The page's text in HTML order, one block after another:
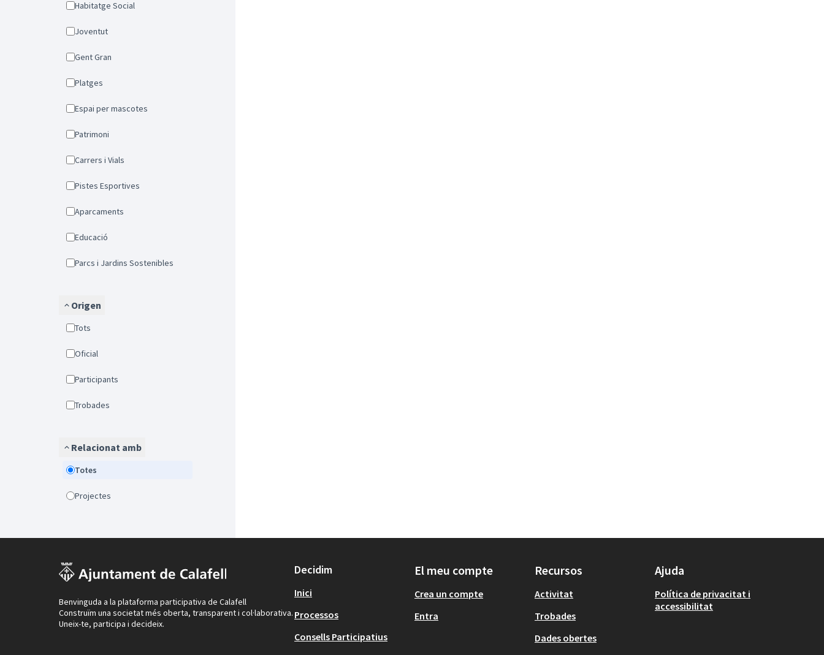
Habitatge Social
Joventut
Gent Gran
Platges
Espai per mascotes
Patrimoni
Carrers i Vials
Pistes Esportives
Aparcaments
Educació
Parcs i Jardins Sostenibles
Origen
Tots
Oficial
Participants
Trobades
Relacionat amb
Totes
Projectes
Benvinguda a la plataforma participativa de Calafell
Construïm una societat més oberta, transparent i col·laborativa.
Uneix-te, participa i decideix.
Decidim
Inici
Processos
Consells Participatius
El meu compte
Crea un compte
Entra
Recursos
Activitat
Trobades
Dades obertes
Ajuda
Política de privacitat i
accessibilitat